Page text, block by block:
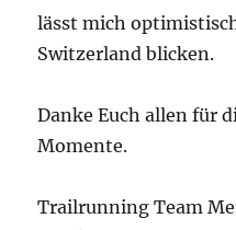
Veröffentlicht
am
4. Juli 2024 Kategorien
Allgemein,
Trailrunning,Wettkampf
6. Trail du
erfolgreich